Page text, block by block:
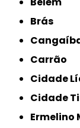
Brás
Carrão
Cidade
Cidade